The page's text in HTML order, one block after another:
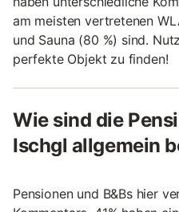
am meisten vertretenen
und Sauna (80 %) sind.
perfekte Objekt zu finden!
Wie sind die
Ischgl allgemein
Pensionen und B&Bs hier